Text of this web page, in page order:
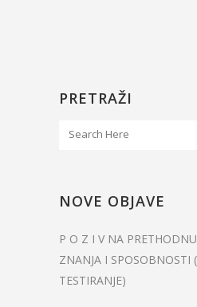
PRETRAŽI
NOVE OBJAVE
P O Z I V NA PRETHODNU
ZNANJA I SPOSOBNOSTI
TESTIRANJE)